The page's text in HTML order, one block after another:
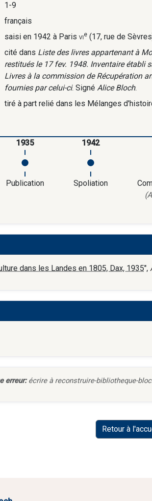
1-9
français
saisi en 1942 à Paris vie(17, rue de
cité dans Liste des livres appartenant à
restitués le 17 fev. 1948. Inventaire établi
Livres à la commission de Récupération
fournies par celui-ci. Signé Alice Bloch.
tiré à part relié dans les Mélanges
1935
Publication
1942
Spoliation
dans les Landes en 1805, Dax, 1935",
erreur:écrire à reconstruire-bibliotheque-
Retour à